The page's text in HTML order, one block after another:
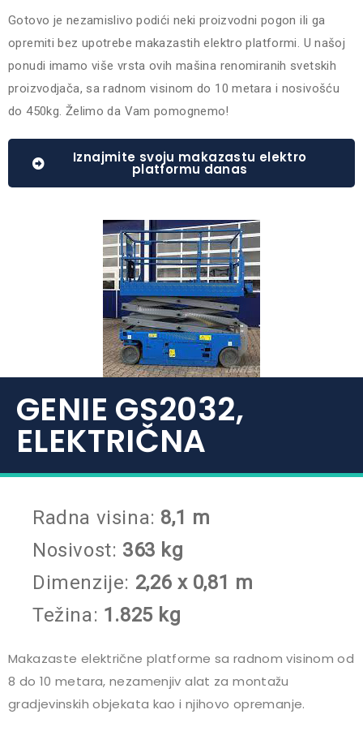
Gotovo je nezamislivo podići neki proizvodni pogon ili ga
opremiti bez upotrebe makazastih elektro platformi. U našoj
ponudi imamo više vrsta ovih mašina renomiranih svetskih
proizvodjača, sa radnom visinom do 10 metara i nosivošću
do 450kg. Želimo da Vam pomognemo!
Iznajmite svoju makazastu elektro
platformu danas
GENIE GS2032,
ELEKTRIČNA
Radna visina: 8,1 m
Nosivost: 363 kg
Dimenzije: 2,26 x 0,81 m
Težina: 1.825 kg
Makazaste električne platforme sa radnom visinom od
8 do 10 metara, nezamenjiv alat za montažu
gradjevinskih objekata kao i njihovo opremanje.